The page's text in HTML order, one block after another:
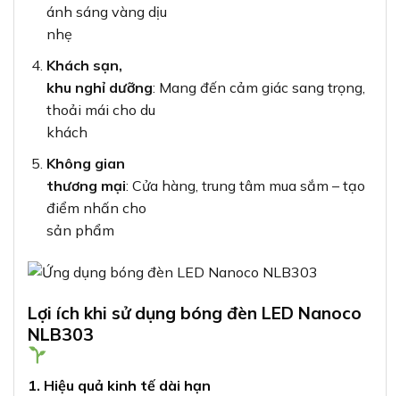
ánh sáng vàng dịu
nhẹ
Khách sạn,
khu nghỉ dưỡng: Mang đến cảm giác sang trọng,
thoải mái cho du
khách
Không gian
thương mại: Cửa hàng, trung tâm mua sắm – tạo
điểm nhấn cho
sản phẩm
Lợi ích khi sử dụng bóng đèn LED Nanoco
NLB303
1. Hiệu quả kinh tế dài hạn